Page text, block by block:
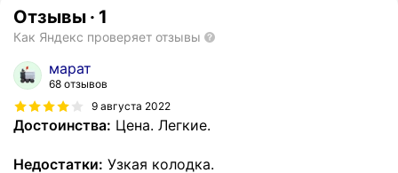
Отзывы · 1
Как Яндекс проверяет отзывы
марат
68 отзывов
9 августа 2022
Достоинства: Цена. Легкие.
Недостатки: Узкая колодка.